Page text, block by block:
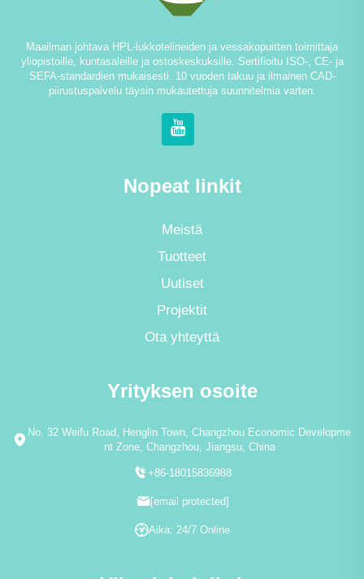
Maailman johtava HPL-lukkotelineiden ja vessakopuitten toimittaja
yliopistoille, kuntasaleille ja ostoskeskuksille. Sertifioitu ISO-, CE- ja
SEFA-standardien mukaisesti. 10 vuoden takuu ja ilmainen CAD-
piirustuspalvelu täysin mukautettuja suunnitelmia varten.
Nopeat linkit
Meistä
Tuotteet
Uutiset
Projektit
Ota yhteyttä
Yrityksen osoite
No. 32 Weifu Road, Henglin Town, Changzhou Economic Developme
nt Zone, Changzhou, Jiangsu, China
+86-18015836988
[email protected]
Aika: 24/7 Online